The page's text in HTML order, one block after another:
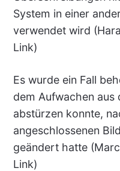
System in einer
verwendet wird
Link)
Es wurde ein Fall
dem Aufwachen aus
abstürzen konnte,
angeschlossenen
geändert hatte
Link)